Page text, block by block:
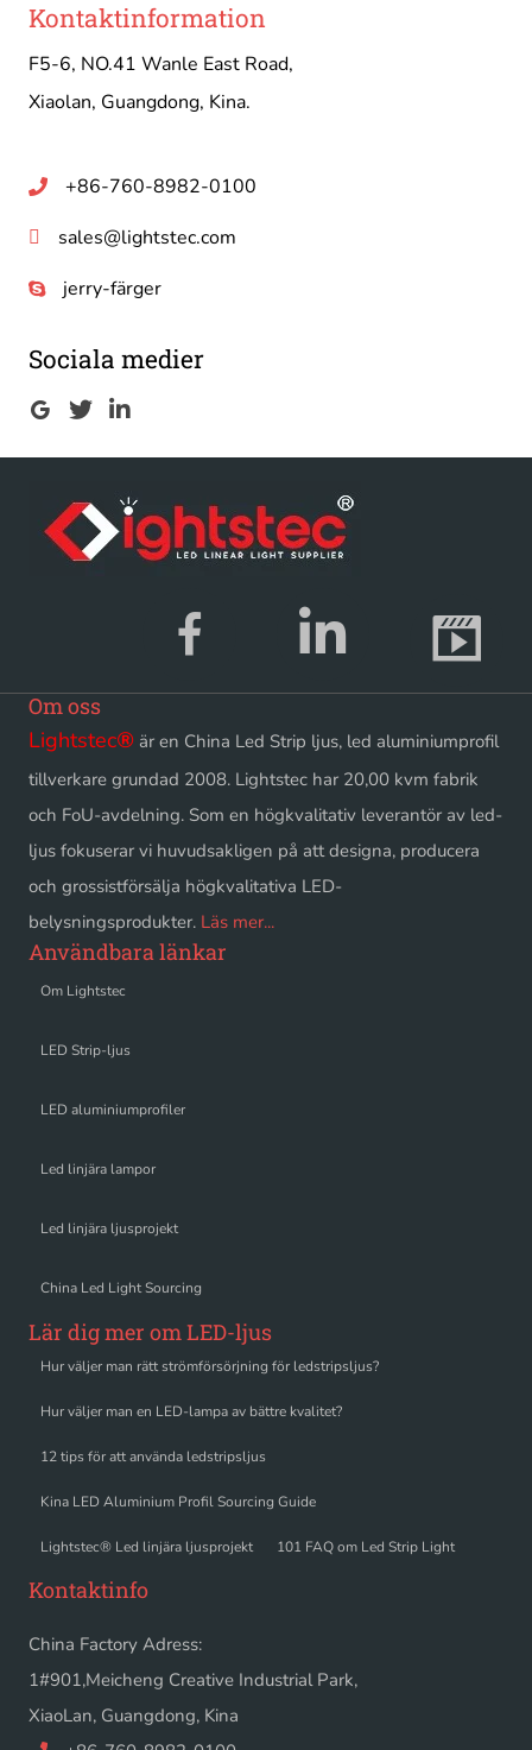
Kontaktinformation
F5-6, NO.41 Wanle East Road,
Xiaolan, Guangdong, Kina.
+86-760-8982-0100
sales@lightstec.com
jerry-färger
Sociala medier
Om oss
Lightstec® är en China Led Strip ljus, led aluminiumprofil
tillverkare grundad 2008. Lightstec har 20,00 kvm fabrik
och FoU-avdelning. Som en högkvalitativ leverantör av led-
ljus fokuserar vi huvudsakligen på att designa, producera
och grossistförsälja högkvalitativa LED-
belysningsprodukter. Läs mer...
Användbara länkar
Om Lightstec
LED Strip-ljus
LED aluminiumprofiler
Led linjära lampor
Led linjära ljusprojekt
China Led Light Sourcing
Lär dig mer om LED-ljus
Hur väljer man rätt strömförsörjning för ledstripsljus?
Hur väljer man en LED-lampa av bättre kvalitet?
12 tips för att använda ledstripsljus
Kina LED Aluminium Profil Sourcing Guide
Lightstec® Led linjära ljusprojekt 101 FAQ om Led Strip Light
Kontaktinfo
China Factory Adress:
1#901,Meicheng Creative Industrial Park,
XiaoLan, Guangdong, Kina